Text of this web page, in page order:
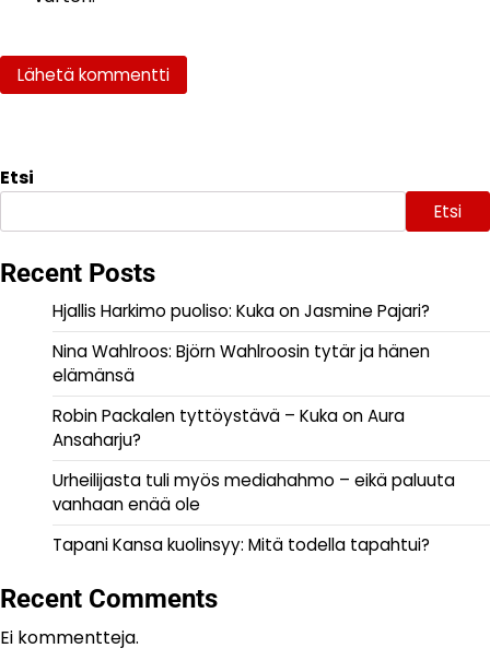
Etsi
Etsi
Recent Posts
Hjallis Harkimo puoliso: Kuka on Jasmine Pajari?
Nina Wahlroos: Björn Wahlroosin tytär ja hänen
elämänsä
Robin Packalen tyttöystävä – Kuka on Aura
Ansaharju?
Urheilijasta tuli myös mediahahmo – eikä paluuta
vanhaan enää ole
Tapani Kansa kuolinsyy: Mitä todella tapahtui?
Recent Comments
Ei kommentteja.